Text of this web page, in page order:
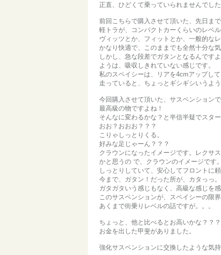
正直、ひどくて乗っていられませんでし
前回こちらで購入させて頂いた、先日ま
軽トラが、コンパクトカーくらいのレベ
ヴィッツとか、フィットとか、一般的な
かなり快適で、このままでも全然十分な
しかし、急な段差でガタンとなるんです
ようは、吸収しきれていない感じです。
私のスペイシーは、リアを4cmアップし
走っていると、ちょっとギシギシいうよ
今回購入させて頂いた、サスペンション
最高級の物ですよね！
そんなに変わるかな？と半信半疑でスタ
おお？おおお？？？
こりゃしっとりくる。
好みな足じゃーん？？？
クラウンになったイメージです。レクサ
かと思うの で、クラウンのイメージです
しっとりしていて、安心してフロントに
今まで、ガタン！だった所が、カタっっ
ガタガタいう感じもなく、高級な感じを
このサスペンションが、スペイシーの限
あくまで街乗りレベルの話ですが。。。
ちょっと、他と比べるとお高いかな？？
お金を出した甲斐がありました。
強化サスペンションに交換したような気